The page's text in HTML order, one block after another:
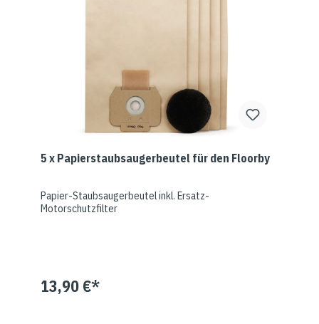
5 x Papierstaubsaugerbeutel für den Floorby
Papier-Staubsaugerbeutel inkl. Ersatz-
Motorschutzfilter
13,90 €*